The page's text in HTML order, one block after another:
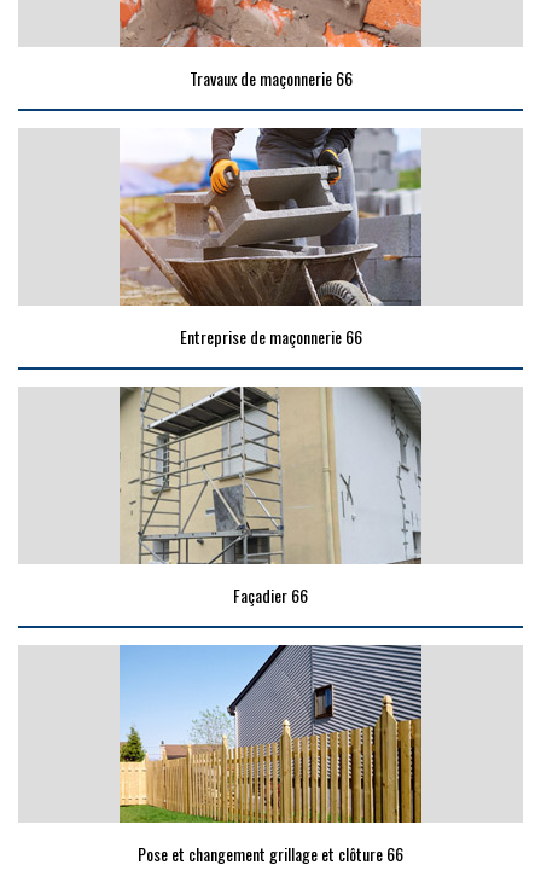
Travaux de maçonnerie 66
Entreprise de maçonnerie 66
Façadier 66
Pose et changement grillage et clôture 66